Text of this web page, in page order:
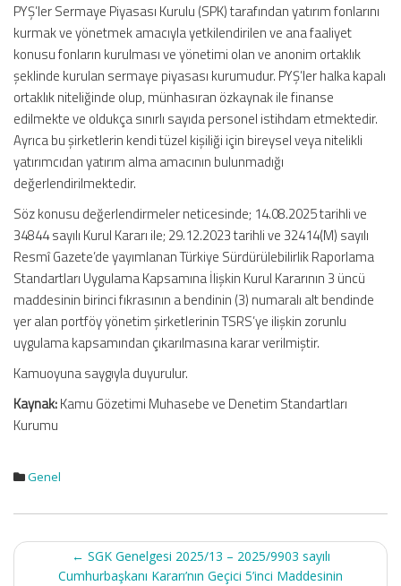
PYŞ’ler Sermaye Piyasası Kurulu (SPK) tarafından yatırım fonlarını
kurmak ve yönetmek amacıyla yetkilendirilen ve ana faaliyet
konusu fonların kurulması ve yönetimi olan ve anonim ortaklık
şeklinde kurulan sermaye piyasası kurumudur. PYŞ’ler halka kapalı
ortaklık niteliğinde olup, münhasıran özkaynak ile finanse
edilmekte ve oldukça sınırlı sayıda personel istihdam etmektedir.
Ayrıca bu şirketlerin kendi tüzel kişiliği için bireysel veya nitelikli
yatırımcıdan yatırım alma amacının bulunmadığı
değerlendirilmektedir.
Söz konusu değerlendirmeler neticesinde; 14.08.2025 tarihli ve
34844 sayılı Kurul Kararı ile; 29.12.2023 tarihli ve 32414(M) sayılı
Resmî Gazete’de yayımlanan Türkiye Sürdürülebilirlik Raporlama
Standartları Uygulama Kapsamına İlişkin Kurul Kararının 3 üncü
maddesinin birinci fıkrasının a bendinin (3) numaralı alt bendinde
yer alan portföy yönetim şirketlerinin TSRS’ye ilişkin zorunlu
uygulama kapsamından çıkarılmasına karar verilmiştir.
Kamuoyuna saygıyla duyurulur.
Kaynak:Kamu Gözetimi Muhasebe ve Denetim Standartları
Kurumu
Genel
Post
navigation← SGK Genelgesi 2025/13 – 2025/9903 sayılı
Cumhurbaşkanı Kararı’nın Geçici 5’inci Maddesinin